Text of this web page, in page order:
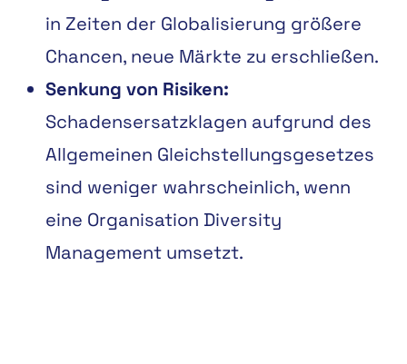
in Zeiten der Globalisierung größere
Chancen, neue Märkte zu erschließen.
Senkung von Risiken:
Schadensersatzklagen aufgrund des
Allgemeinen Gleichstellungsgesetzes
sind weniger wahrscheinlich, wenn
eine Organisation Diversity
Management umsetzt.